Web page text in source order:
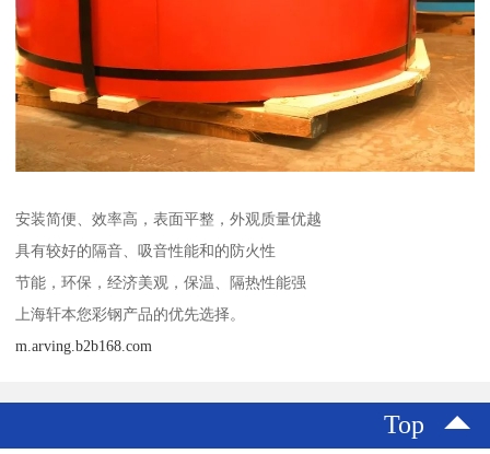
安装简便、效率高，表面平整，外观质量优越
具有较好的隔音、吸音性能和的防火性
节能，环保，经济美观，保温、隔热性能强
上海轩本您彩钢产品的优先选择。
m.arving.b2b168.com
Top